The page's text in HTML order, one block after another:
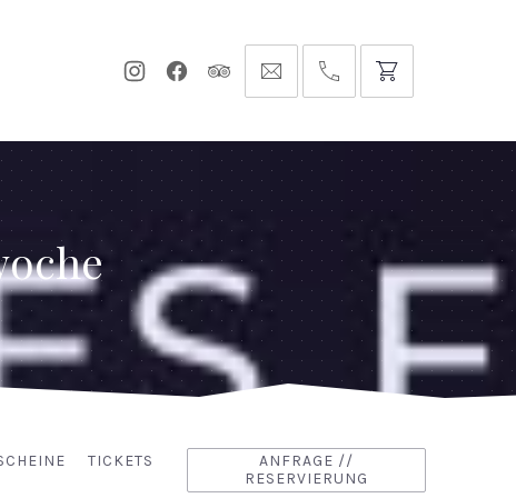
NeuesNeuesNeues info@hofgut-0049747196019210
TICKETS
ANFRAGE //
RESERVIERUNG